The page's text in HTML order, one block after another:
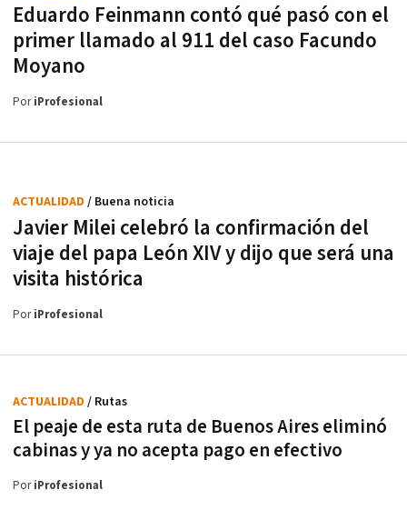
Eduardo Feinmann contó qué pasó con el
primer llamado al 911 del caso Facundo
Moyano
PoriProfesional
Javier Milei celebró la confirmación del
viaje del papa León XIV y dijo que será una
visita histórica
ACTUALIDAD / Buena noticia
PoriProfesional
El peaje de esta ruta de Buenos Aires eliminó
cabinas y ya no acepta pago en efectivo
ACTUALIDAD / Rutas
PoriProfesional